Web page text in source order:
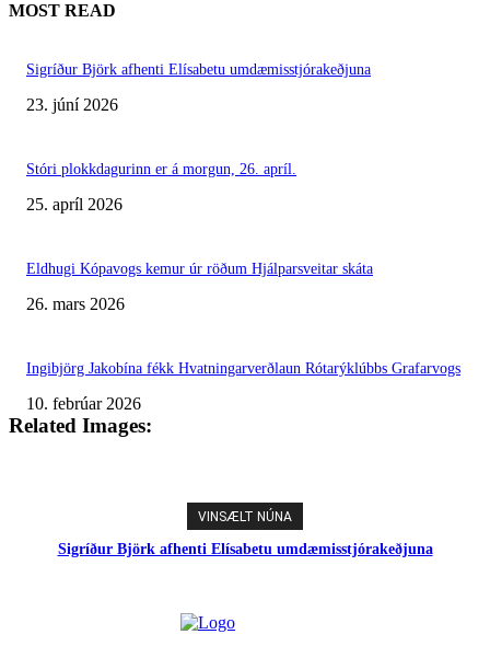
MOST READ
Sigríður Björk afhenti Elísabetu umdæmisstjórakeðjuna
23. júní 2026
Stóri plokkdagurinn er á morgun, 26. apríl.
25. apríl 2026
Eldhugi Kópavogs kemur úr röðum Hjálparsveitar skáta
26. mars 2026
Ingibjörg Jakobína fékk Hvatningarverðlaun Rótarýklúbbs Grafarvogs
10. febrúar 2026
Related Images:
VINSÆLT NÚNA
Sigríður Björk afhenti Elísabetu umdæmisstjórakeðjuna